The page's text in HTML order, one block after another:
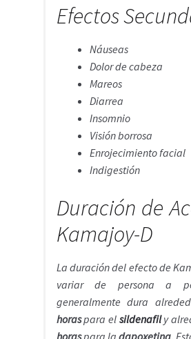
Efectos
Náuseas
Dolor de cabeza
Mareos
Diarrea
Insomnio
Visión borrosa
Enrojecimiento facial
Indigestión
Duración de
Kamajoy-D
La duración del efecto de
variar de persona a
generalmente dura
horaspara el sildenafil y